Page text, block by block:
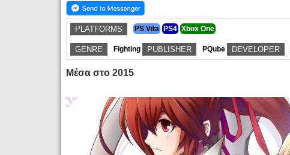
PLATFORMS PS Vita PS4 Xbox One
GENRE Fighting PUBLISHER PQube DEVELOPER
Μέσα στο 2015